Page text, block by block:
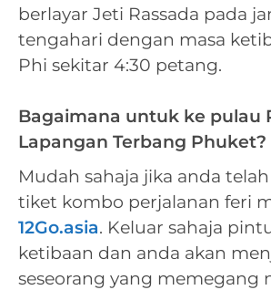
berlayar Jeti Rassada pada
tengahari dengan masa
Phi sekitar 4:30 petang.
Bagaimana untuk ke pulau
Lapangan Terbang Phuket?
Mudah sahaja jika anda
tiket kombo perjalanan feri
12Go.asia. Keluar sahaja
ketibaan dan anda akan
seseorang yang memegang